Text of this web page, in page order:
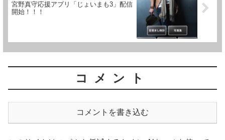
宮野真守応援アプリ「じょいまも3」配信
開始！！！
コメント
コメントを書き込む